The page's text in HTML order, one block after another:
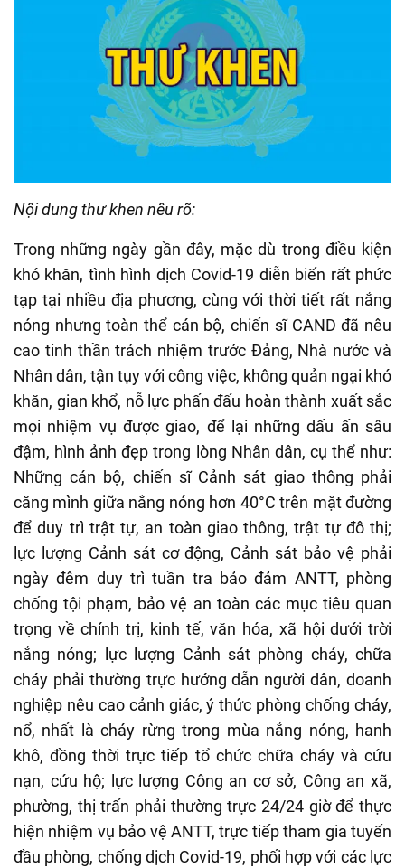
Nội dung thư khen nêu rõ:
Trong những ngày gần đây, mặc dù trong điều kiện
khó khăn, tình hình dịch Covid-19 diễn biến rất phức
tạp tại nhiều địa phương, cùng với thời tiết rất nắng
nóng nhưng toàn thể cán bộ, chiến sĩ CAND đã nêu
cao tinh thần trách nhiệm trước Đảng, Nhà nước và
Nhân dân, tận tụy với công việc, không quản ngại khó
khăn, gian khổ, nỗ lực phấn đấu hoàn thành xuất sắc
mọi nhiệm vụ được giao, để lại những dấu ấn sâu
đậm, hình ảnh đẹp trong lòng Nhân dân, cụ thể như:
Những cán bộ, chiến sĩ Cảnh sát giao thông phải
căng mình giữa nắng nóng hơn 40°C trên mặt đường
để duy trì trật tự, an toàn giao thông, trật tự đô thị;
lực lượng Cảnh sát cơ động, Cảnh sát bảo vệ phải
ngày đêm duy trì tuần tra bảo đảm ANTT, phòng
chống tội phạm, bảo vệ an toàn các mục tiêu quan
trọng về chính trị, kinh tế, văn hóa, xã hội dưới trời
nắng nóng; lực lượng Cảnh sát phòng cháy, chữa
cháy phải thường trực hướng dẫn người dân, doanh
nghiệp nêu cao cảnh giác, ý thức phòng chống cháy,
nổ, nhất là cháy rừng trong mùa nắng nóng, hanh
khô, đồng thời trực tiếp tổ chức chữa cháy và cứu
nạn, cứu hộ; lực lượng Công an cơ sở, Công an xã,
phường, thị trấn phải thường trực 24/24 giờ để thực
hiện nhiệm vụ bảo vệ ANTT, trực tiếp tham gia tuyến
đầu phòng, chống dịch Covid-19, phối hợp với các lực